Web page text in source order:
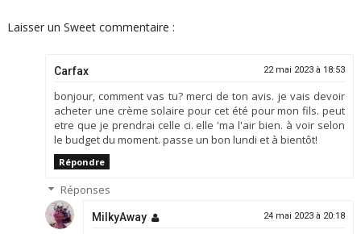
Laisser un Sweet commentaire :
Carfax 22 mai 2023 à 18:53
bonjour, comment vas tu? merci de ton avis. je vais devoir
acheter une crème solaire pour cet été pour mon fils. peut
etre que je prendrai celle ci. elle 'ma l'air bien. à voir selon
le budget du moment. passe un bon lundi et à bientôt!
Répondre
Réponses
MilkyAway 24 mai 2023 à 20:18